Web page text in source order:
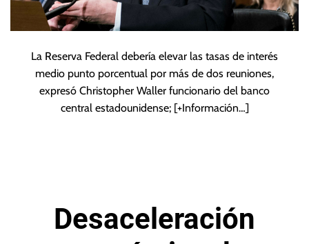
La Reserva Federal debería elevar las tasas de interés
medio punto porcentual por más de dos reuniones,
expresó Christopher Waller funcionario del banco
central estadounidense; [+Información…]
Desaceleración